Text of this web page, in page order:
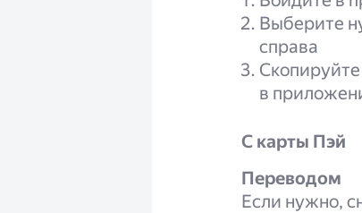
Выберите
справа
в
С карты Пэй
Переводом
Если нужно,